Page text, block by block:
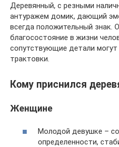
Деревянный, с резными
антуражем домик, дающий
всегда положительный знак.
благосостояние в жизни
сопутствующие детали
трактовки.
Кому приснился
Женщине
Молодой девушке –
определенности,